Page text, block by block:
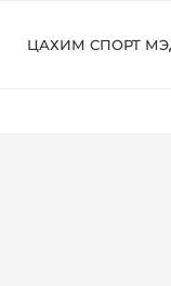
ЦАХИМ СПОРТ